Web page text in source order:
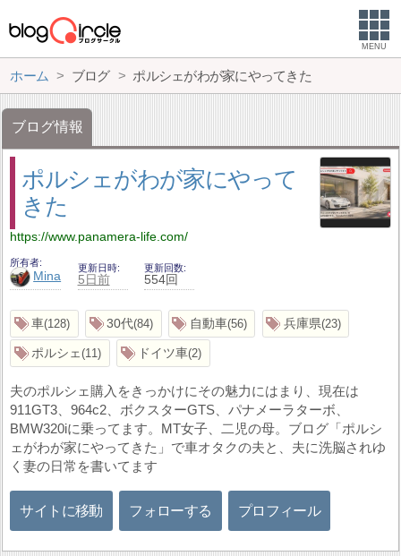
MENU
ホーム ブログ ポルシェがわが家にやってきた
ブログ情報
ポルシェがわが家にやって
きた
https://www.panamera-life.com/
所有者
Mina
更新日時
5日前
更新回数
554回
車 128 30代 84 自動車 56 兵庫県 23
ポルシェ 11 ドイツ車 2
夫のポルシェ購入をきっかけにその魅力にはまり、現在は
911GT3、964c2、ボクスターGTS、パナメーラターボ、
BMW320iに乗ってます。MT女子、二児の母。ブログ「ポルシ
ェがわが家にやってきた」で車オタクの夫と、夫に洗脳されゆ
く妻の日常を書いてます
サイトに移動 フォローする プロフィール